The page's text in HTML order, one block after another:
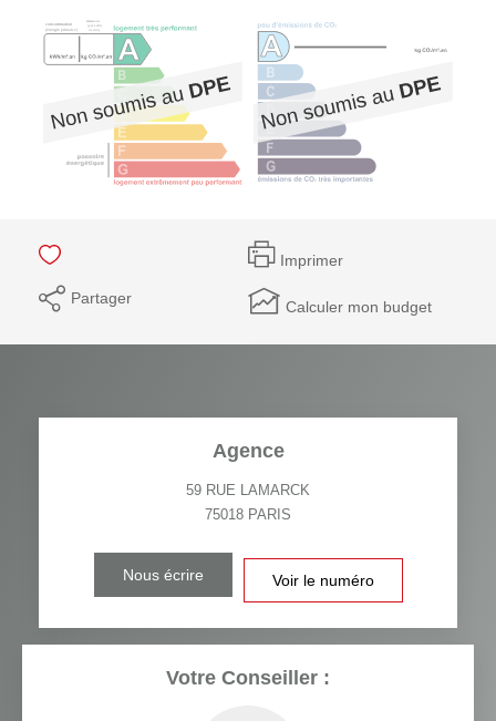
Imprimer
Partager Calculer mon budget
Agence
59 RUE LAMARCK
75018 PARIS
Nous écrire Voir le numéro
Votre Conseiller :